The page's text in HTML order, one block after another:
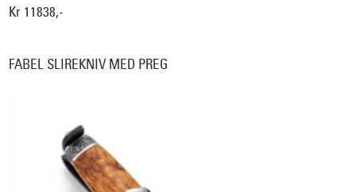
Kr 11838,-
FABEL SLIREKNIV MED PREG